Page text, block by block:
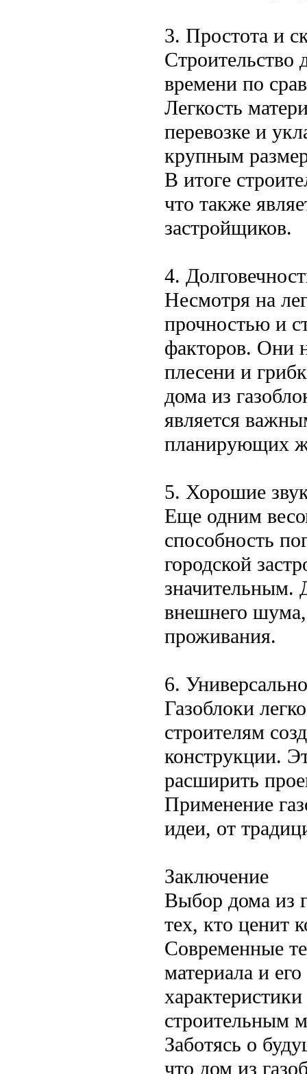
3. Простота и
Строительство
времени по
Легкость
перевозке и
крупным
В итоге
что также
застройщиков.
4.
Несмотря на
прочностью и
факторов. Они
плесени и
дома из
является
планирующих
5. Хорошие
Еще одним
способность
городской
значительным.
внешнего
проживания.
6.
Газоблоки
строителям
конструкции.
расширить
Применение
идеи, от
Заключение
Выбор дома из
тех, кто ценит
Современные
материала и
строительным
Заботясь о
что дом из